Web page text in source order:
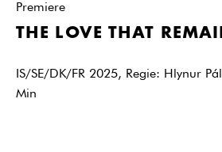
Premiere
THE LOVE THAT
IS/SE/DK/FR 2025, Regie: Hlynur
Min